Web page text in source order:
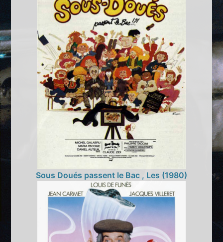
Sous Doués passent le Bac , Les (1980)